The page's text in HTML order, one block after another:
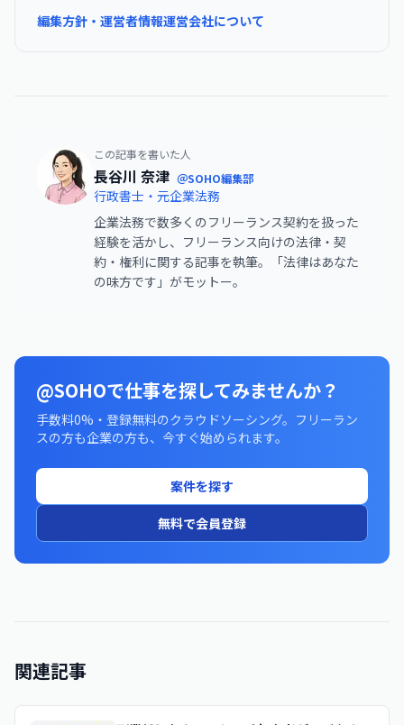
編集方針・運営者情報運営会社について
この記事を書いた人
長谷川 奈津 ＠SOHO編集部
行政書士・元企業法務
企業法務で数多くのフリーランス契約を扱った
経験を活かし、フリーランス向けの法律・契
約・権利に関する記事を執筆。「法律はあなた
の味方です」がモットー。
@SOHOで仕事を探してみませんか？
手数料0%・登録無料のクラウドソーシング。フリーラン
スの方も企業の方も、今すぐ始められます。
案件を探す
無料で会員登録
関連記事